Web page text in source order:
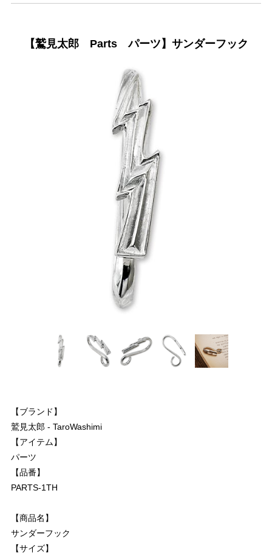
【鷲見太郎 Parts パーツ】サンダーフック
【ブランド】
鷲見太郎 - TaroWashimi
【アイテム】
パーツ
【品番】
PARTS-1TH
【商品名】
サンダーフック
【サイズ】